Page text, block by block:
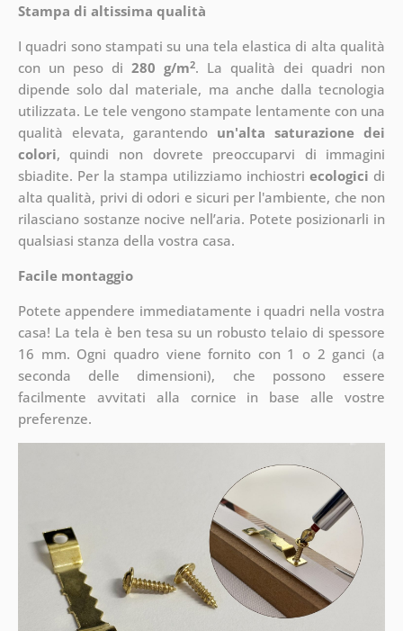
Stampa di altissima qualità
I quadri sono stampati su una tela elastica di alta qualità
con un peso di 280 g/m2. La qualità dei quadri non
dipende solo dal materiale, ma anche dalla tecnologia
utilizzata. Le tele vengono stampate lentamente con una
qualità elevata, garantendo un'alta saturazione dei
colori, quindi non dovrete preoccuparvi di immagini
sbiadite. Per la stampa utilizziamo inchiostriecologici di
alta qualità, privi di odori e sicuri per l'ambiente, che non
rilasciano sostanze nocive nell’aria. Potete posizionarli in
qualsiasi stanza della vostra casa.
Facile montaggio
Potete appendere immediatamente i quadri nella vostra
casa! La tela è ben tesa su un robusto telaio di spessore
16 mm. Ogni quadro viene fornito con 1 o 2 ganci (a
seconda delle dimensioni), che possono essere
facilmente avvitati alla cornice in base alle vostre
preferenze.